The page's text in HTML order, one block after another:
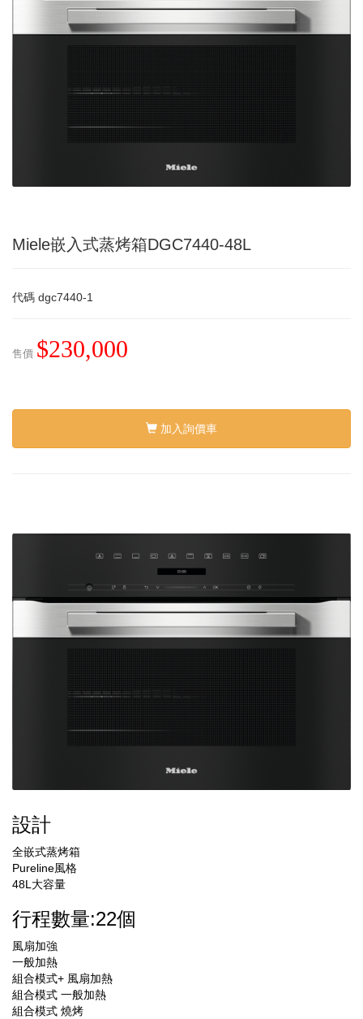
Miele嵌入式蒸烤箱DGC7440-48L
代碼 dgc7440-1
售價 $230,000
加入詢價車
設計
全嵌式蒸烤箱
Pureline風格
48L大容量
行程數量:22個
風扇加強
一般加熱
組合模式+ 風扇加熱
組合模式 一般加熱
組合模式 燒烤